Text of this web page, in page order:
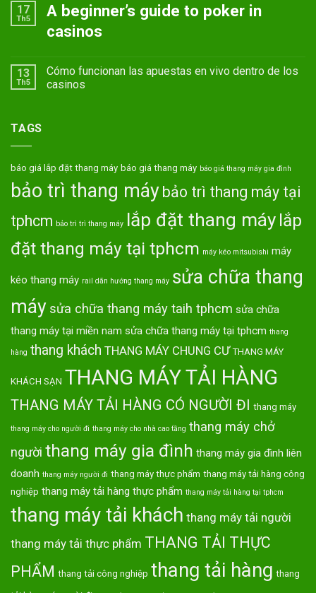
17
Th5
A beginner’s guide to poker in
casinos
13
Th5
Cómo funcionan las apuestas en vivo dentro de los
casinos
TAGS
báo giá lắp đặt thang máy báo giá thang máy báo giá thang máy gia đình
bảo trì thang máy bảo trì thang máy tại
tphcm bảo trì trì thang máy lắp đặt thang máy lắp
đặt thang máy tại tphcm máy kéo mitsubishi máy
kéo thang máy rail dãn hướng thang máy sửa chữa thang
máy sửa chữa thang máy taih tphcm sửa chữa
thang máy tại miền nam sửa chữa thang máy tại tphcm thang
hàng thang khách THANG MÁY CHUNG CƯ THANG MÁY
KHÁCH SẠN THANG MÁY TẢI HÀNG
THANG MÁY TẢI HÀNG CÓ NGƯỜI ĐI thang máy
thang máy cho người đi thang máy cho nhà cao tầng thang máy chở
người thang máy gia đình thang máy gia đình liên
doanh thang máy người đi thang máy thực phẩm thang máy tải hàng công
nghiệp thang máy tải hàng thực phẩm thang máy tải hàng tại tphcm
thang máy tải khách thang máy tải người
thang máy tải thực phẩm THANG TẢI THỰC
PHẨM thang tải công nghiệp thang tải hàng thang